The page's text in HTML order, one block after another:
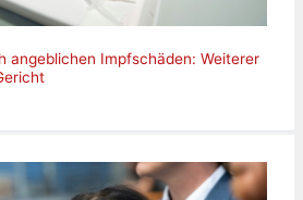
angeblichen Impfschäden: Weiterer